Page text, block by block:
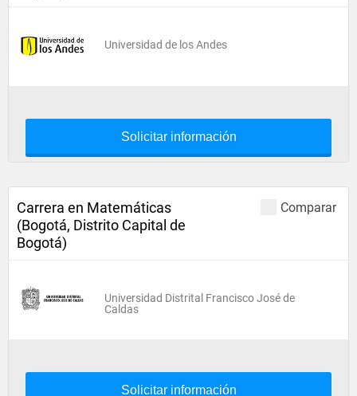
Universidad de los Andes
Solicitar información
Comparar
Carrera en Matemáticas
(Bogotá, Distrito Capital de
Bogotá)
Universidad Distrital Francisco José de
Caldas
Solicitar información